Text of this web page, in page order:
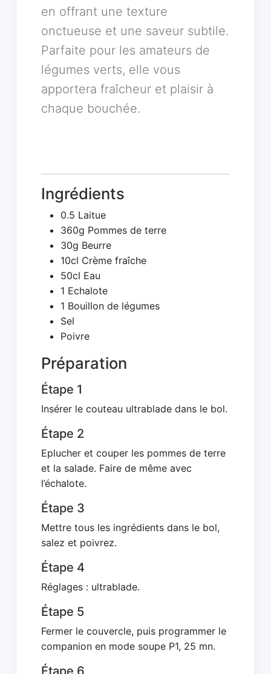
en offrant une texture
onctueuse et une saveur subtile.
Parfaite pour les amateurs de
légumes verts, elle vous
apportera fraîcheur et plaisir à
chaque bouchée.
Ingrédients
0.5 Laitue
360g Pommes de terre
30g Beurre
10cl Crème fraîche
50cl Eau
1 Echalote
1 Bouillon de légumes
Sel
Poivre
Préparation
Étape 1
Insérer le couteau ultrablade dans le bol.
Étape 2
Eplucher et couper les pommes de terre
et la salade. Faire de même avec
l’échalote.
Étape 3
Mettre tous les ingrédients dans le bol,
salez et poivrez.
Étape 4
Réglages : ultrablade.
Étape 5
Fermer le couvercle, puis programmer le
companion en mode soupe P1, 25 mn.
Étape 6